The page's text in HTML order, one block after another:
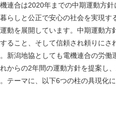
連合は2020年までの中期運動方
らしと公正で安心の社会を実現
動を展開しています。中期運動
ること、そして信頼され頼りにさ
新潟地協としても電機連合の労働
からの2年間の運動方針を提案し
テーマに、以下6つの柱の具現化